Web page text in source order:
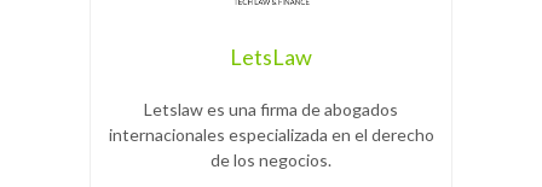
LetsLaw
Letslaw es una firma de abogados
internacionales especializada en el derecho
de los negocios.